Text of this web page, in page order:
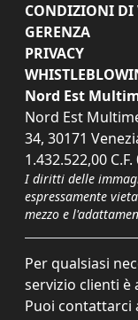
CONDIZIONI DI
GERENZA
PRIVACY
Nord Est
Nord Est
34, 30171
1.432.522,00
I diritti delle
espressamente
mezzo e
Per qualsiasi
servizio clienti è
Puoi contattarci